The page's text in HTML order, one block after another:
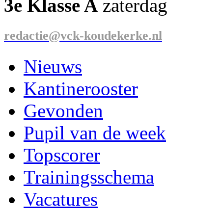
3e Klasse A zaterdag
redactie@vck-koudekerke.nl
Nieuws
Kantinerooster
Gevonden
Pupil van de week
Topscorer
Trainingsschema
Vacatures